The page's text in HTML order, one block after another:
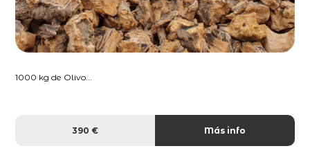
1000 kg de Olivo...
390 € Más info